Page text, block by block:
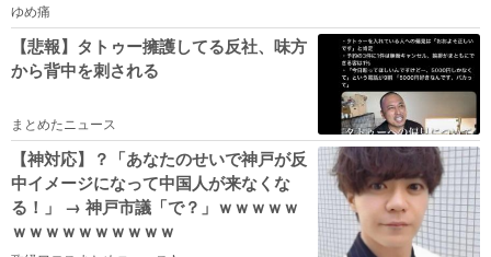
ゆめ痛
【悲報】タトゥー擁護してる反社、味方
から背中を刺される
まとめたニュース
【神対応】？「あなたのせいで神戸が反
中イメージになって中国人が来なくな
る！」 → 神戸市議「で？」ｗｗｗｗｗ
ｗｗｗｗｗｗｗｗｗｗ